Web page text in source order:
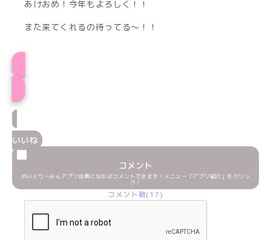
あけおめ！今年もよろしく！！
また来てくれるの待ってる〜！！
いいね
コメント
めいどりーみんアプリ会員になればコメントできます！メニュー「アプリ紹介」をクリッ
ク！
コメント数(17)